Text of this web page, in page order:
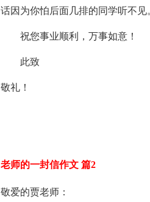
话因为你怕后面几排的同学听不
祝您事业顺利，万事如意！
此致
敬礼！
老师的一封信作文 篇2
敬爱的贾老师：